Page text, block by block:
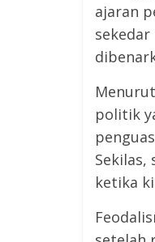
ajaran
politik
ketika